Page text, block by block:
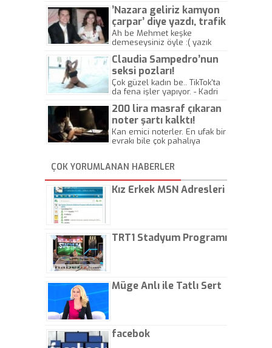
’Nazara geliriz kamyon
çarpar’ diye yazdı, trafik
kazasında öldü!
Ah be Mehmet keşke
demeseysiniz öyle :( yazık
Claudia Sampedro’nun
seksi pozları!
Çok güzel kadın be.. TikTok'ta
da fena işler yapıyor. - Kadri
200 lira masraf çıkaran
noter şartı kalktı!
Kan emici noterler. En ufak bir
evrakı bile çok pahalıya
kaptırıyorsunuz. - Kayhan
Gezenti
ÇOK YORUMLANAN HABERLER
Kız Erkek MSN Adresleri
TRT1 Stadyum Programı
Müge Anlı ile Tatlı Sert
facebok